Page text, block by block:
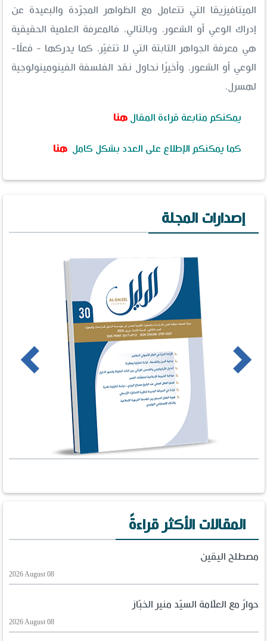
الميتافيزيقا التي تتعامل مع الظواهر المجرّدة والبعيدة عن
إدراك الوعي أو الشعور. وبالتالي، فالمعرفة العلمية الحقيقية
هي معرفة الجواهر الثابتة التي لا تتغيّر، كما يدركها - فعلًا-
الوعي أو الشعور، وأخيرًا نحاول نقد الفلسفة الفينومينولوجية
لهسرل.
يمكنكم متابعة قراءة المقال هنا
كما يمكنكم الإطلاع على العدد بشكل كامل هنا
إصدارات المجلة
Next
المقالات الأكثر قراءةً
مصطلح اليقين
2026 August 08
حوارٌ مع العلّامة السيّد منير الخبّاز
2026 August 08